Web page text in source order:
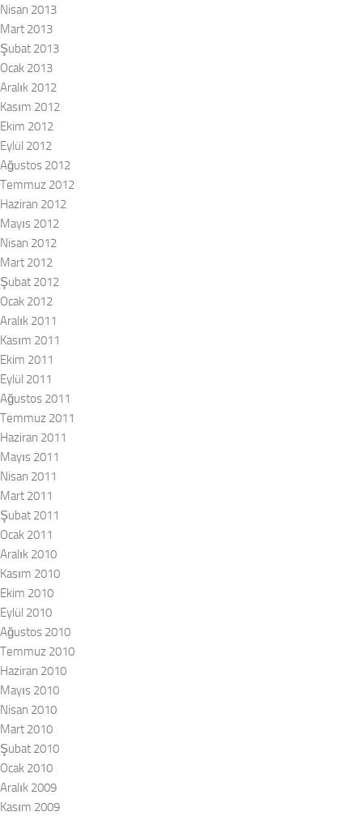
Nisan 2013
Mart 2013
Şubat 2013
Ocak 2013
Aralık 2012
Kasım 2012
Ekim 2012
Eylül 2012
Ağustos 2012
Temmuz 2012
Haziran 2012
Mayıs 2012
Nisan 2012
Mart 2012
Şubat 2012
Ocak 2012
Aralık 2011
Kasım 2011
Ekim 2011
Eylül 2011
Ağustos 2011
Temmuz 2011
Haziran 2011
Mayıs 2011
Nisan 2011
Mart 2011
Şubat 2011
Ocak 2011
Aralık 2010
Kasım 2010
Ekim 2010
Eylül 2010
Ağustos 2010
Temmuz 2010
Haziran 2010
Mayıs 2010
Nisan 2010
Mart 2010
Şubat 2010
Ocak 2010
Aralık 2009
Kasım 2009